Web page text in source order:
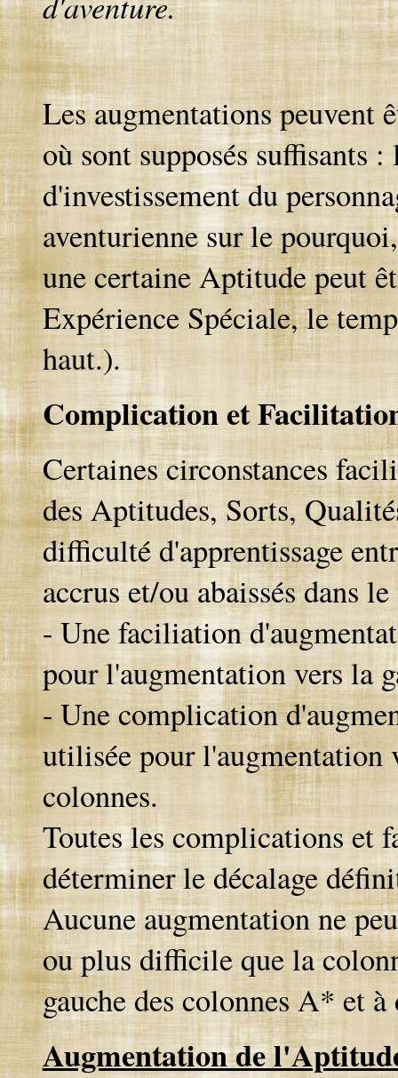
Les augmentations peuvent
où sont supposés suffisants
d'investissement du
aventurienne sur le
une certaine Aptitude peut
Expérience Spéciale, le
haut.).
Complication et
Certaines circonstances
des Aptitudes, Sorts,
difficulté d'apprentissage
accrus et/ou abaissés dans
- Une faciliation
pour l'augmentation vers la
- Une complication
utilisée pour l'augmentation
colonnes.
Toutes les complications et
déterminer le décalage
Aucune augmentation ne
ou plus difficile que la
gauche des colonnes A* et
Augmentation de